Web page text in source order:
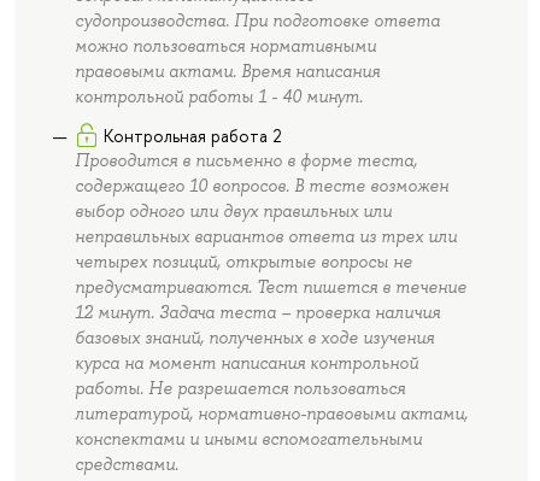
судопроизводства. При подготовке ответа
можно пользоваться нормативными
правовыми актами. Время написания
контрольной работы 1 - 40 минут.
Контрольная работа 2
Проводится в письменно в форме теста,
содержащего 10 вопросов. В тесте возможен
выбор одного или двух правильных или
неправильных вариантов ответа из трех или
четырех позиций, открытые вопросы не
предусматриваются. Тест пишется в течение
12 минут. Задача теста – проверка наличия
базовых знаний, полученных в ходе изучения
курса на момент написания контрольной
работы. Не разрешается пользоваться
литературой, нормативно-правовыми актами,
конспектами и иными вспомогательными
средствами.